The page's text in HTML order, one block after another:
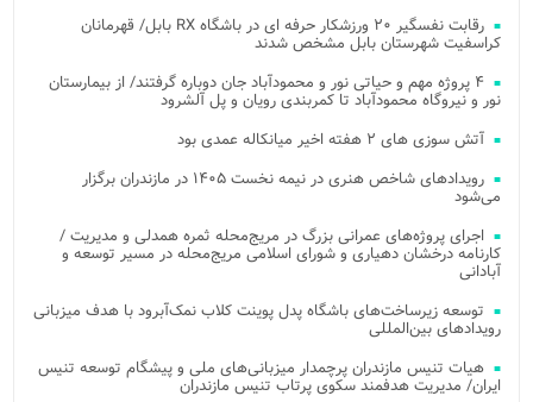
رقابت نفسگیر ۲۰ ورزشکار حرفه ای در باشگاه RX بابل/ قهرمانان
کراسفیت شهرستان بابل مشخص شدند
۴ پروژه مهم و حیاتی نور و محمودآباد جان دوباره گرفتند/ از بیمارستان
نور و نیروگاه محمودآباد تا کمربندی رویان و پل آلشرود
آتش‌ سوزی‌ های ۲ هفته اخیر میانکاله عمدی بود
رویدادهای شاخص هنری در نیمه نخست ۱۴۰۵ در مازندران برگزار
می‌شود
اجرای پروژه‌های عمرانی بزرگ در مریج‌محله ثمره همدلی و مدیریت /
کارنامه درخشان دهیاری و شورای اسلامی مریج‌محله در مسیر توسعه و
آبادانی
توسعه زیرساخت‌های باشگاه پدل پوینت کلاب نمک‌آبرود با هدف میزبانی
رویدادهای بین‌المللی
هیات تنیس مازندران پرچمدار میزبانی‌های ملی و پیشگام توسعه تنیس
ایران/ مدیریت هدفمند سکوی پرتاب تنیس مازندران